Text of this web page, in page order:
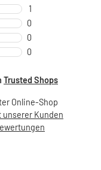
1
0
0
0
Trusted Shops
Online-Shop
Kunden